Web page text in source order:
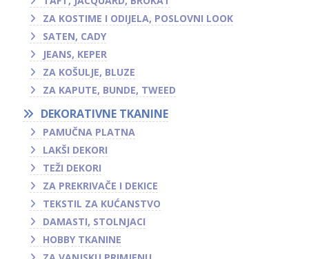
ZA KOSTIME I ODIJELA, POSLOVNI LOOK
SATEN, CADY
JEANS, KEPER
ZA KOŠULJE, BLUZE
ZA KAPUTE, BUNDE, TWEED
DEKORATIVNE TKANINE
PAMUČNA PLATNA
LAKŠI DEKORI
TEŽI DEKORI
ZA PREKRIVAČE I DEKICE
TEKSTIL ZA KUĆANSTVO
DAMASTI, STOLNJACI
HOBBY TKANINE